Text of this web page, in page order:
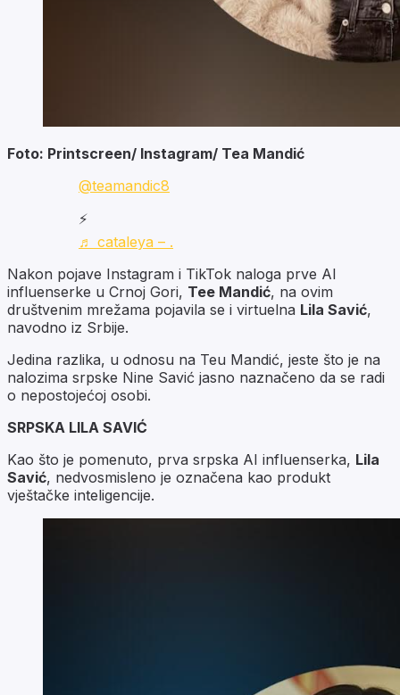
Foto: Printscreen/ Instagram/ Tea Mandić
@teamandic8
⚡️
♬ cataleya – .
Nakon pojave Instagram i TikTok naloga prve AI
influenserke u Crnoj Gori, Tee Mandić, na ovim
društvenim mrežama pojavila se i virtuelna Lila Savić,
navodno iz Srbije.
Jedina razlika, u odnosu na Teu Mandić, jeste što je na
nalozima srpske Nine Savić jasno naznačeno da se radi
o nepostojećoj osobi.
SRPSKA LILA SAVIĆ
Kao što je pomenuto, prva srpska AI influenserka, Lila
Savić, nedvosmisleno je označena kao produkt
vještačke inteligencije.